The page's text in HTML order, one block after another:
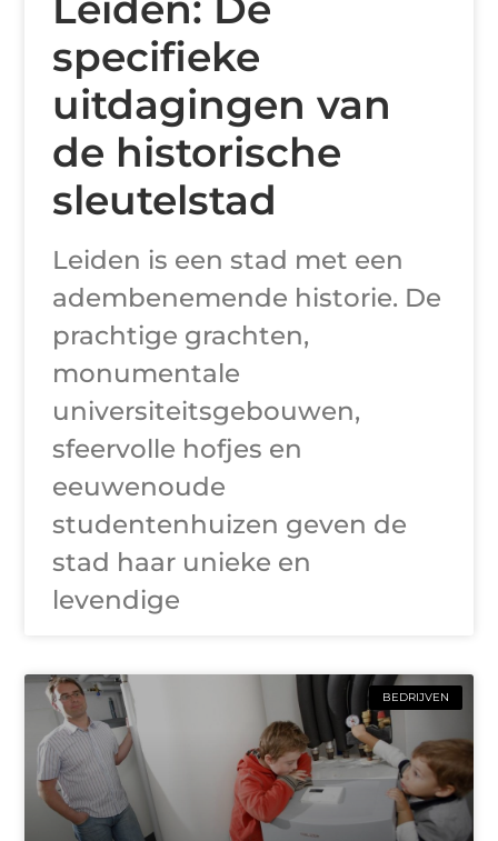
specifieke
uitdagingen van
de historische
sleutelstad
Leiden is een stad met een
adembenemende historie. De
prachtige grachten,
monumentale
universiteitsgebouwen,
sfeervolle hofjes en
eeuwenoude
studentenhuizen geven de
stad haar unieke en
levendige
BEDRIJVEN